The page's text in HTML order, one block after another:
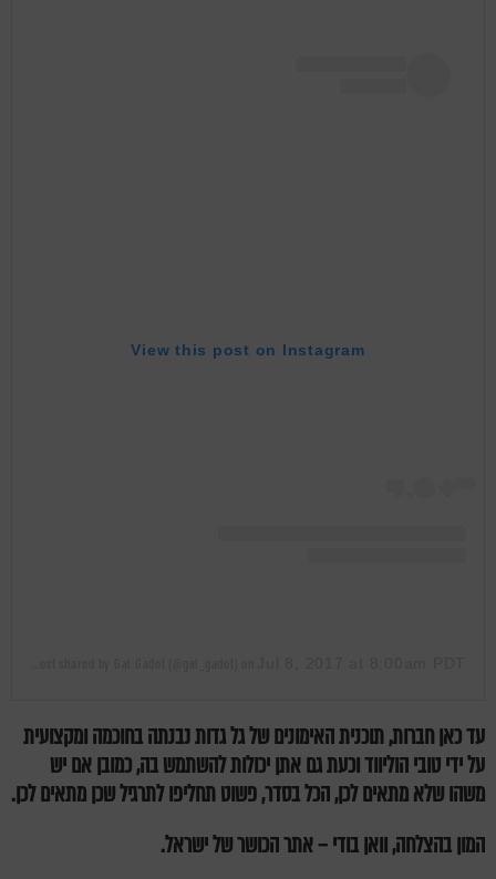
View this post on Instagram
עד כאן חברות, תוכנית האימונים של גל גדות נבנתה בחוכמה ומקצועית
על ידי טובי הוליווד וכעת גם אתן יכולות להשתמש בה, כמובן אם יש
משהו שלא מתאים לכן, הכל בסדר, פשוט תחליפו לתרגיל שכן מתאים לכן.
המון בהצלחה, וואן בודי – אתר הכושר של ישראל.